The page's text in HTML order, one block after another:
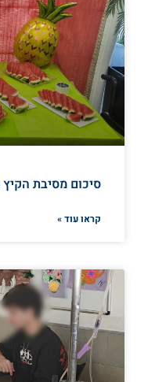
סיכום מסיבת הקיץ
קראו עוד »